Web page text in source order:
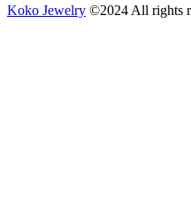
Koko Jewelry ©2024 All rights